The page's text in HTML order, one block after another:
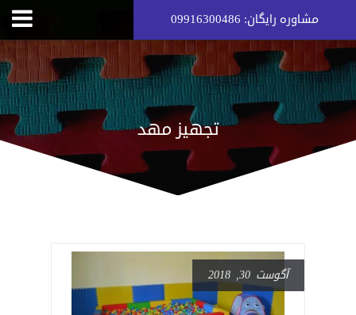
مشاوره رایگان: 09916300486
تجهیز مهد
آگوست 30, 2018